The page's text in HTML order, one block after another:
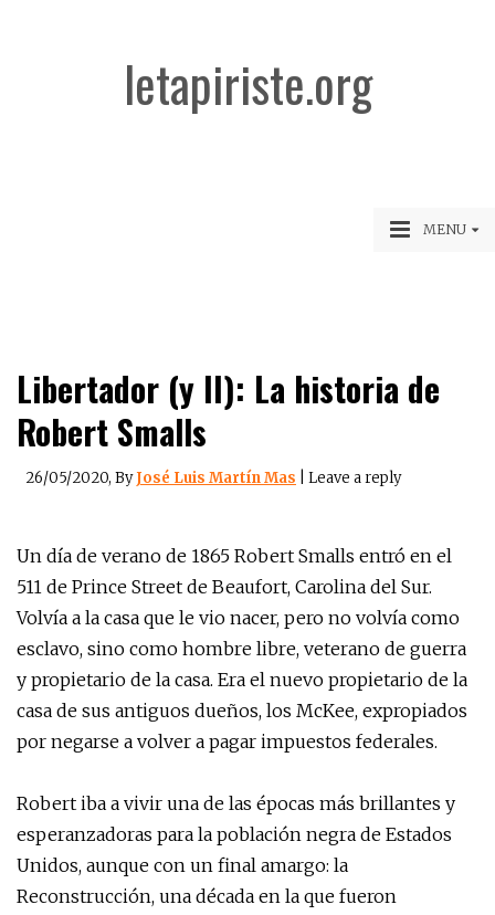
letapiriste.org
MENU
Libertador (y II): La historia de
Robert Smalls
26/05/2020, ByJosé Luis Martín Mas Leave a reply
Un día de verano de 1865 Robert Smalls entró en el
511 de Prince Street de Beaufort, Carolina del Sur.
Volvía a la casa que le vio nacer, pero no volvía como
esclavo, sino como hombre libre, veterano de guerra
y propietario de la casa. Era el nuevo propietario de la
casa de sus antiguos dueños, los McKee, expropiados
por negarse a volver a pagar impuestos federales.
Robert iba a vivir una de las épocas más brillantes y
esperanzadoras para la población negra de Estados
Unidos, aunque con un final amargo: la
Reconstrucción, una década en la que fueron